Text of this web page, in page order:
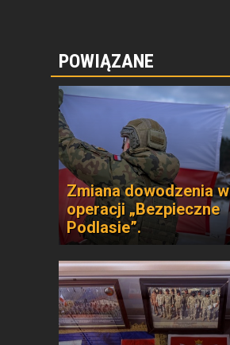
POWIĄZANE
Zmiana dowodzenia w
operacji „Bezpieczne
Podlasie”.